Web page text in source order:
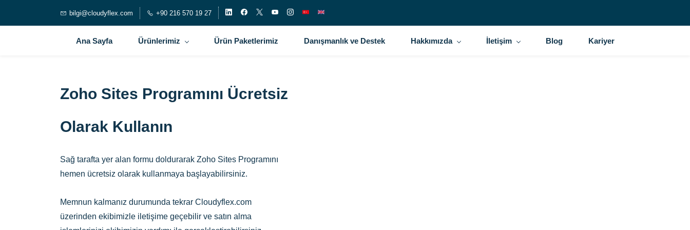
bilgi@cloudyflex.com +90 216 570 19 27
Ana Sayfa Ürünlerimiz Ürün Paketlerimiz Danışmanlık ve Destek Hakkımızda İletişim Blog Kariyer
Zoho Sites Programını Ücretsiz
Olarak Kullanın
Sağ tarafta yer alan formu doldurarak Zoho Sites Programını
hemen ücretsiz olarak kullanmaya başlayabilirsiniz.
Memnun kalmanız durumunda tekrar Cloudyflex.com
üzerinden ekibimizle iletişime geçebilir ve satın alma